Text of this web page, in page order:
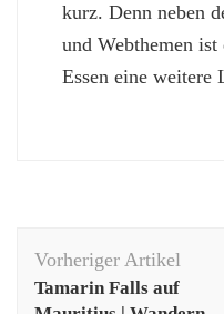
kurz. Denn neben
und Webthemen
Essen eine weitere
Vorheriger Artikel
Tamarin Falls auf